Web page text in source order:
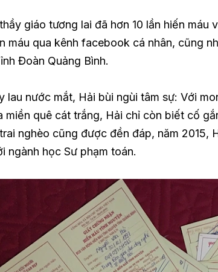
giáo tương lai đã hơn 10 lần hiến máu
máu qua kênh facebook cá nhân, cũng
Đoàn Quảng Bình.
lau nước mắt, Hải bùi ngùi tâm sự: Với
miền quê cát trắng, Hải chỉ còn biết cố
nghèo cũng được đền đáp, năm 2015,
ngành học Sư phạm toán.